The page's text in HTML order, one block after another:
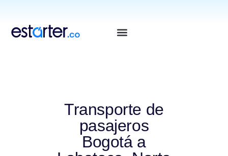
Transporte de
pasajeros
Bogotá a